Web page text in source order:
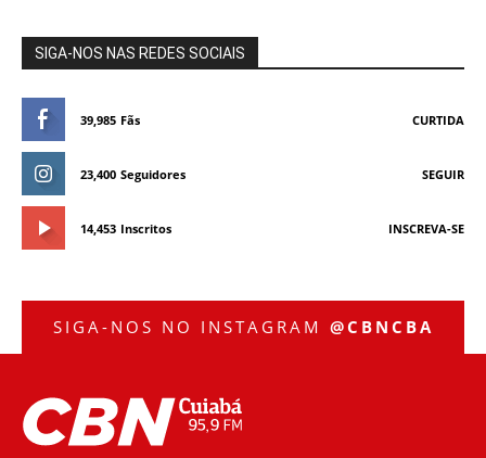
SIGA-NOS NAS REDES SOCIAIS
39,985 Fãs CURTIDA
23,400 Seguidores SEGUIR
14,453 Inscritos INSCREVA-SE
SIGA-NOS NO INSTAGRAM @CBNCBA